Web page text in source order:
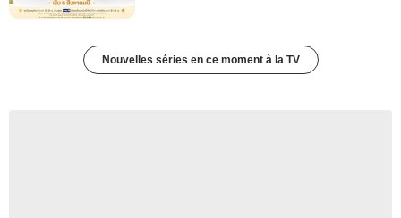
Nouvelles séries en ce moment à la TV